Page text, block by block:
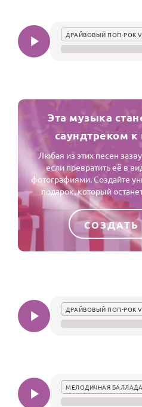
Маме
Папе
Все родственники
ПЕРСОНАЛЬНЫЕ
Пожелания
По именам
По годам
ДРАЙВОВЫЙ ПОП-РОК
Эта музыка
саундтреком
Любая из этих песен
если превратить её в
фотографиями. Создайте
подарок, который
СОЗДАТЬ
ДРАЙВОВЫЙ ПОП-РОК
МЕЛОДИЧНАЯ БАЛЛАДА